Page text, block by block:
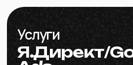
Я.Директ/Google
Ads
Контекстная реклама в Яндекс или